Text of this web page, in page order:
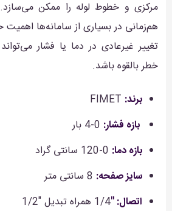
مرکزی و خطوط لوله را ممکن
هم‌زمانی در بسیاری از سامانه‌ها اهمیت
تغییر غیرعادی در دما یا فشار
خطر بالقوه باشد.
برند:
بازه فشار:
بازه دما:
سایز صفحه:
اتصال: "1/4 همراه تبديل "1/2